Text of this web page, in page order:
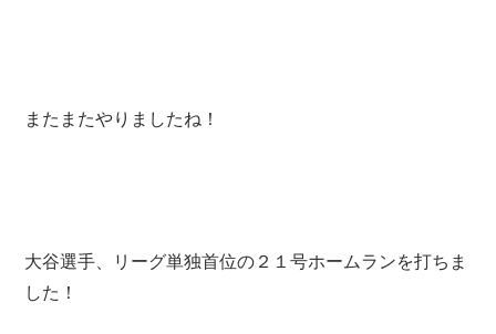
またまたやりましたね！
大谷選手、リーグ単独首位の２１号ホームランを打ちま
した！